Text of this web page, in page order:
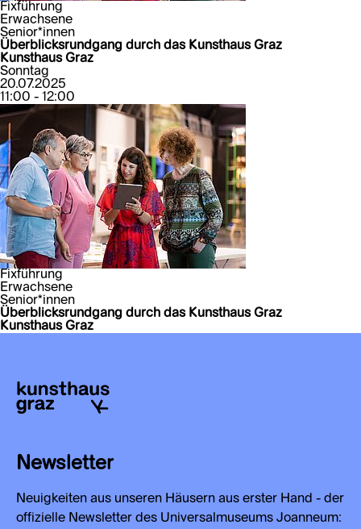
Fixführung
Erwachsene
Senior*innen
Überblicksrundgang durch das Kunsthaus Graz
Kunsthaus Graz
Sonntag
20.07.2025
11:00 - 12:00
Fixführung
Erwachsene
Senior*innen
Überblicksrundgang durch das Kunsthaus Graz
Kunsthaus Graz
Newsletter
Neuigkeiten aus unseren Häusern aus erster Hand - der
offizielle Newsletter des Universalmuseums Joanneum: